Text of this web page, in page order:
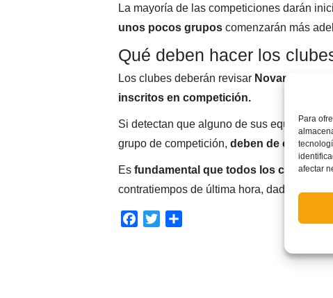
Para
afectar
La mayoría de las competiciones darán
unos pocos gruposcomenzarán más
Qué deben hacer los
Los clubes deberán revisar Novanet
inscritos en competición.
Si detectan que alguno de sus equipos
grupo de competición, deben de
Es fundamental que todos los clubes
contratiempos de última hora, dada la
Facebook
Twitter